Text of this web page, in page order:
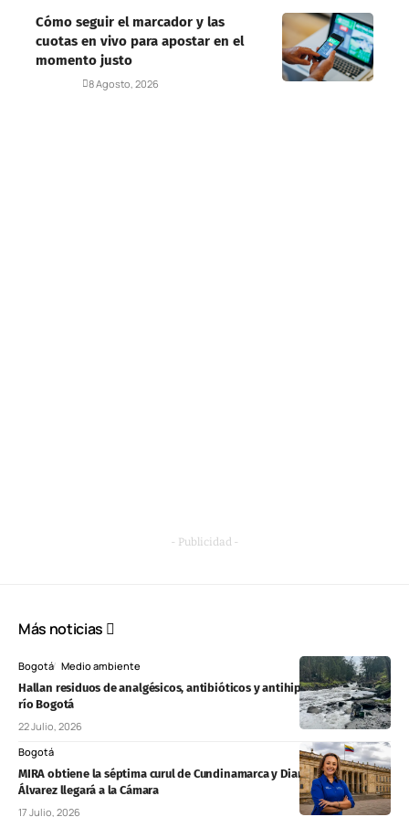
Cómo seguir el marcador y las
cuotas en vivo para apostar en el
momento justo
8 Agosto, 2026
- Publicidad -
Más noticias
Bogotá Medio ambiente
Hallan residuos de analgésicos, antibióticos y antihipertensivos en el
río Bogotá
22 Julio, 2026
Bogotá
MIRA obtiene la séptima curul de Cundinamarca y Diana Maritza
Álvarez llegará a la Cámara
17 Julio, 2026